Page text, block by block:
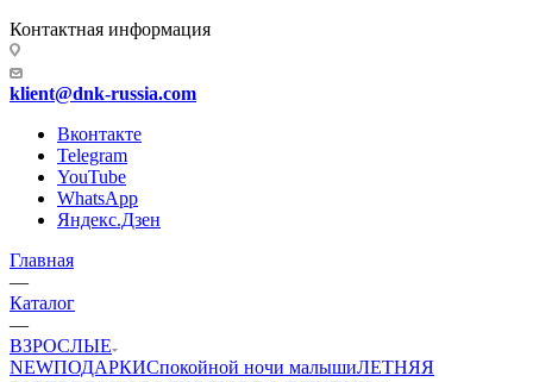
Контактная информация
klient@dnk-russia.com
Вконтакте
Telegram
YouTube
WhatsApp
Яндекс.Дзен
Главная
—
Каталог
—
ВЗРОСЛЫЕ
NEWПОДАРКИСпокойной ночи малышиЛЕТНЯЯ